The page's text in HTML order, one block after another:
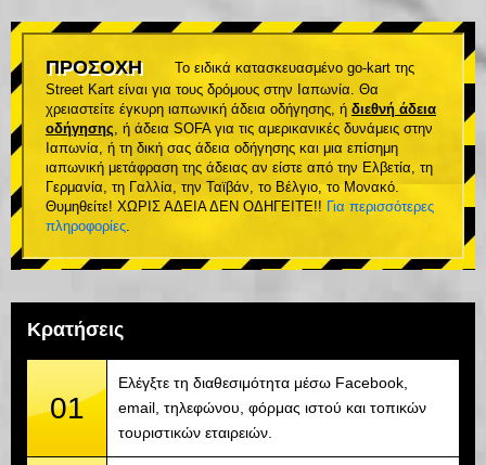
ΠΡΟΣΟΧΗ
Το ειδικά κατασκευασμένο go-kart της
Street Kart είναι για τους δρόμους στην Ιαπωνία. Θα
χρειαστείτε έγκυρη ιαπωνική άδεια οδήγησης, ή διεθνή άδεια
οδήγησης, ή άδεια SOFA για τις αμερικανικές δυνάμεις στην
Ιαπωνία, ή τη δική σας άδεια οδήγησης και μια επίσημη
ιαπωνική μετάφραση της άδειας αν είστε από την Ελβετία, τη
Γερμανία, τη Γαλλία, την Ταϊβάν, το Βέλγιο, το Μονακό.
Θυμηθείτε! ΧΩΡΙΣ ΑΔΕΙΑ ΔΕΝ ΟΔΗΓΕΙΤΕ!! Για περισσότερες
πληροφορίες.
Κρατήσεις
01
Ελέγξτε τη διαθεσιμότητα μέσω Facebook,
email, τηλεφώνου, φόρμας ιστού και τοπικών
τουριστικών εταιρειών.